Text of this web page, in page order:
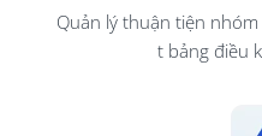
Quản lý thuận tiện
t bảng điều